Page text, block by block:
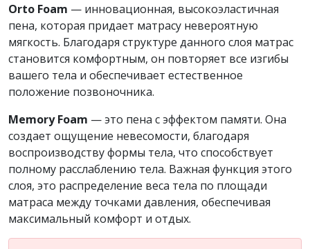
Orto Foam — инновационная, высокоэластичная
пена, которая придает матрасу невероятную
мягкость. Благодаря структуре данного слоя матрас
становится комфортным, он повторяет все изгибы
вашего тела и обеспечивает естественное
положение позвоночника.
Memory Foam — это пена с эффектом памяти. Она
создает ощущение невесомости, благодаря
воспроизводству формы тела, что способствует
полному расслаблению тела. Важная функция этого
слоя, это распределение веса тела по площади
матраса между точками давления, обеспечивая
максимальный комфорт и отдых.